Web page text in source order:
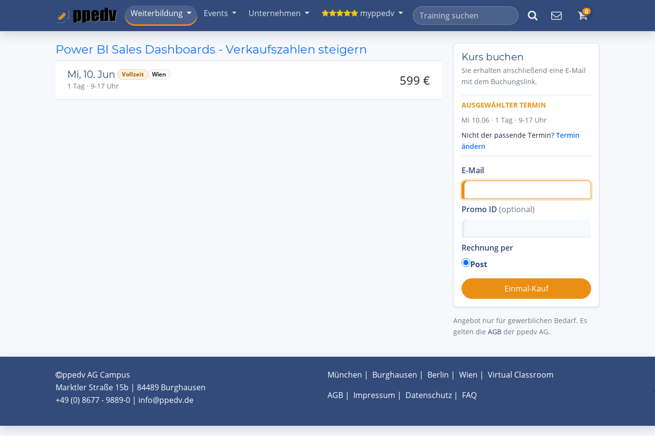
Weiterbildung Events Unternehmen myppedv 0
Power BI Sales Dashboards - Verkaufszahlen steigern
Mi, 10. Jun Vollzeit Wien
1 Tag · 9-17 Uhr 599 €
Kurs buchen
Sie erhalten anschließend eine E-Mail
mit dem Buchungslink.
AUSGEWÄHLTER TERMIN
Mi 10.06 · 1 Tag · 9-17 Uhr
Nicht der passende Termin? Termin
ändern
E-Mail
Promo ID (optional)
Rechnung per
Post
Angebot nur für gewerblichen Bedarf. Es
gelten die AGB der ppedv AG.
ppedv AG Campus
Marktler Straße 15b | 84489 Burghausen
+49 (0) 8677 - 9889-0 | info@ppedv.de
München | Burghausen | Berlin | Wien | Virtual Classroom
AGB| Impressum | Datenschutz| FAQ